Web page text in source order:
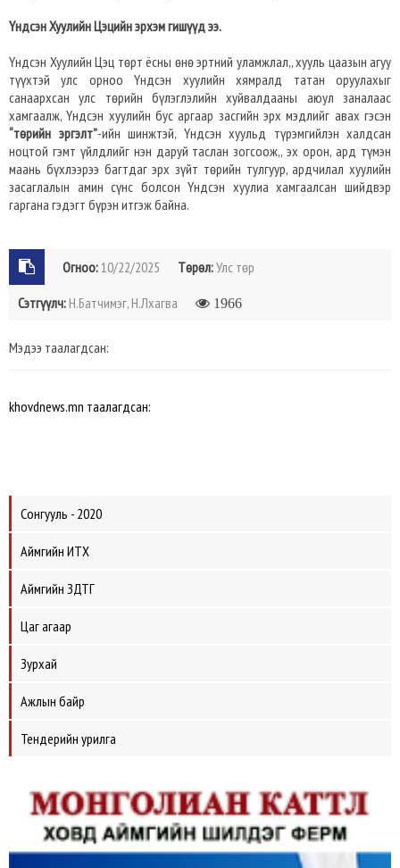
Үндсэн Хуулийн Цэцийн эрхэм гишүүд ээ.
Үндсэн Хуулийн Цэц төрт ёсны өнө эртний уламжлал,, хууль цаазын агуу
түүхтэй улс орноо Үндсэн хуулийн хямралд татан оруулахыг
санаархсан улс төрийн бүлэглэлийн хуйвалдааны аюул заналаас
хамгаалж, Үндсэн хуулийн бус аргаар засгийн эрх мэдлийг авах гэсэн
“төрийн эргэлт”-ийн шинжтэй, Үндсэн хуульд түрэмгийлэн халдсан
ноцтой гэмт үйлдлийг нэн даруй таслан зогсоож,, эх орон, ард түмэн
маань бүхлээрээ багтдаг эрх зүйт төрийн тулгуур, ардчилал хуулийн
засаглалын амин сүнс болсон Үндсэн хуулиа хамгаалсан шийдвэр
гаргана гэдэгт бүрэн итгэж байна.
Огноо:10/22/2025 Төрөл:Улс төр
Сэтгүүлч: Н.Батчимэг, Н.Лхагва 1966
Мэдээ таалагдсан:
khovdnews.mn таалагдсан:
Сонгууль - 2020
Аймгийн ИТХ
Аймгийн ЗДТГ
Цаг агаар
Зурхай
Ажлын байр
Тендерийн урилга